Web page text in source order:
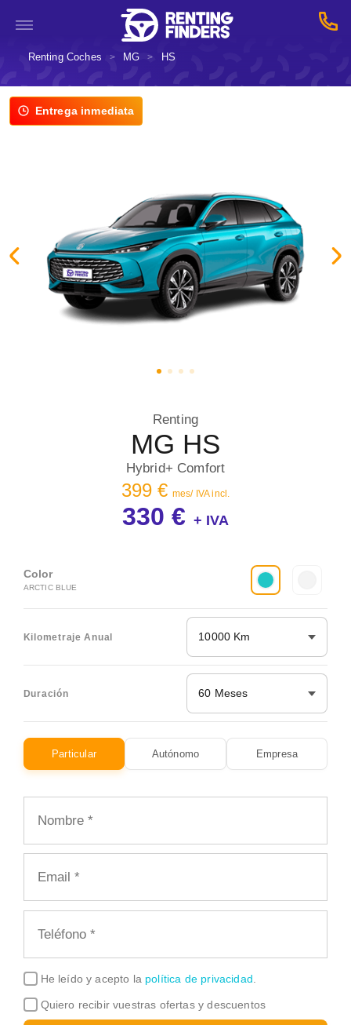
Renting Coches > MG > HS
Entrega inmediata
Renting
MG HS
Hybrid+ Comfort
399 € mes/ IVA incl.
330 € + IVA
Color
ARCTIC BLUE
Kilometraje Anual 10000 Km
Duración 60 Meses
Particular Autónomo Empresa
He leído y acepto la política de privacidad
Quiero recibir vuestras ofertas y descuentos